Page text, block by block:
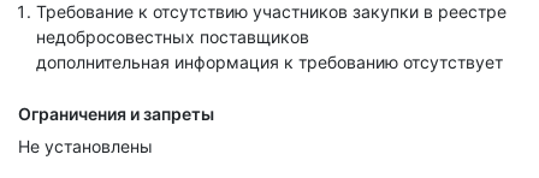
Требование к отсутствию участников закупки в реестре
недобросовестных поставщиков
дополнительная информация к требованию отсутствует
Ограничения и запреты
Не установлены